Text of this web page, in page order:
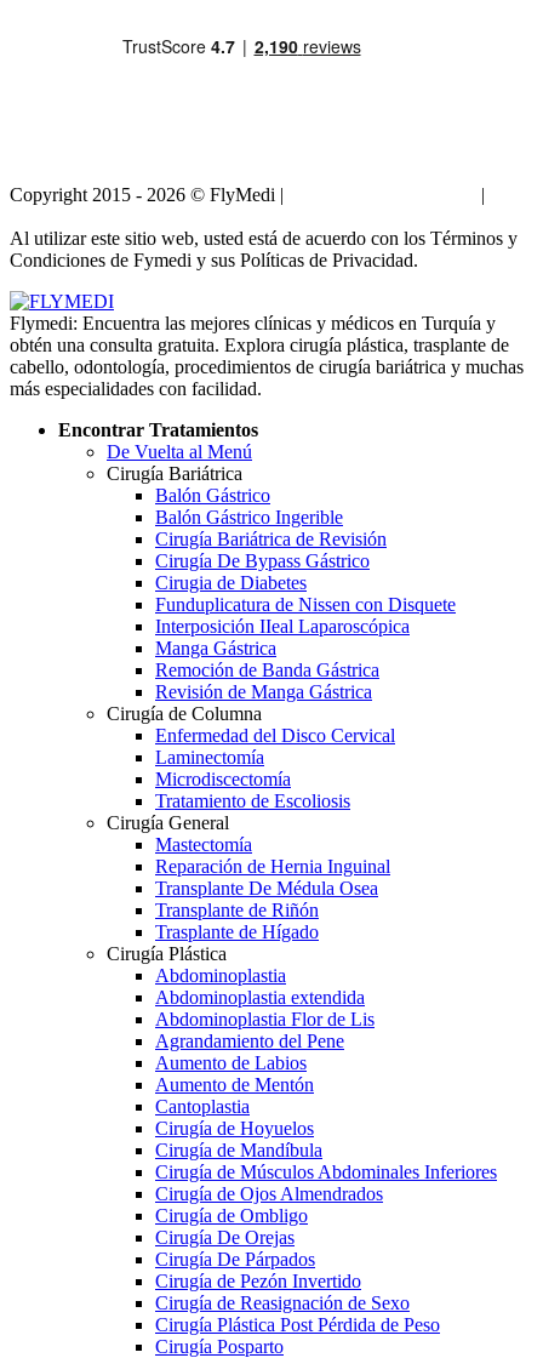
Copyright 2015 - 2026 © FlyMedi |
|
Al utilizar este sitio web, usted está de acuerdo con los Términos y
Condiciones de Fymedi y sus Políticas de Privacidad.
Flymedi: Encuentra las mejores clínicas y médicos en Turquía y
obtén una consulta gratuita. Explora cirugía plástica, trasplante de
cabello, odontología, procedimientos de cirugía bariátrica y muchas
más especialidades con facilidad.
Encontrar Tratamientos
De Vuelta al Menú
Cirugía Bariátrica
Balón Gástrico
Balón Gástrico Ingerible
Cirugía Bariátrica de Revisión
Cirugía De Bypass Gástrico
Cirugia de Diabetes
Funduplicatura de Nissen con Disquete
Interposición IIeal Laparoscópica
Manga Gástrica
Remoción de Banda Gástrica
Revisión de Manga Gástrica
Cirugía de Columna
Enfermedad del Disco Cervical
Laminectomía
Microdiscectomía
Tratamiento de Escoliosis
Cirugía General
Mastectomía
Reparación de Hernia Inguinal
Transplante De Médula Osea
Transplante de Riñón
Trasplante de Hígado
Cirugía Plástica
Abdominoplastia
Abdominoplastia extendida
Abdominoplastia Flor de Lis
Agrandamiento del Pene
Aumento de Labios
Aumento de Mentón
Cantoplastia
Cirugía de Hoyuelos
Cirugía de Mandíbula
Cirugía de Músculos Abdominales Inferiores
Cirugía de Ojos Almendrados
Cirugía de Ombligo
Cirugía De Orejas
Cirugía De Párpados
Cirugía de Pezón Invertido
Cirugía de Reasignación de Sexo
Cirugía Plástica Post Pérdida de Peso
Cirugía Posparto